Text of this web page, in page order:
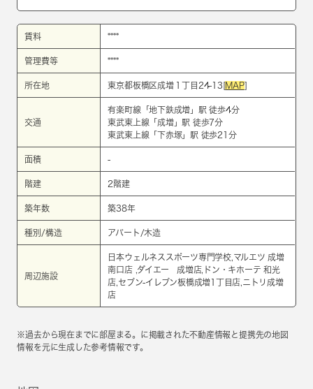
賃料 ****
管理費等 ****
所在地 東京都板橋区成増１丁目24-13[ MAP]
交通
有楽町線 「地下鉄成増 」駅 徒歩4分
東武東上線 「 成増 」駅 徒歩7分
東武東上線 「 下赤塚」駅 徒歩21分
面積 -
階建 2階建
築年数 築38年
種別/構造 アパート/木造
周辺施設
日本ウェルネススポーツ専門学校,マルエツ 成増
南口店 ,ダイエー 成増店,ドン・キホーテ 和光
店,セブン-イレブン板橋成増1丁目店,ニトリ成増
店
※過去から現在までに部屋まる。に掲載された不動産情報と提携先の地図
情報を元に生成した参考情報です。